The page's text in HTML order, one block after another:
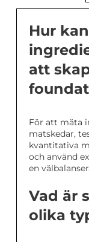
Hur
att
För att mäta
matskedar,
kvantitativa
och använd
en
Vad är
olika